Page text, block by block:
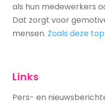
als hun medewerkers
Dat zorgt voor
mensen. Zoals deze
Links
Pers- en